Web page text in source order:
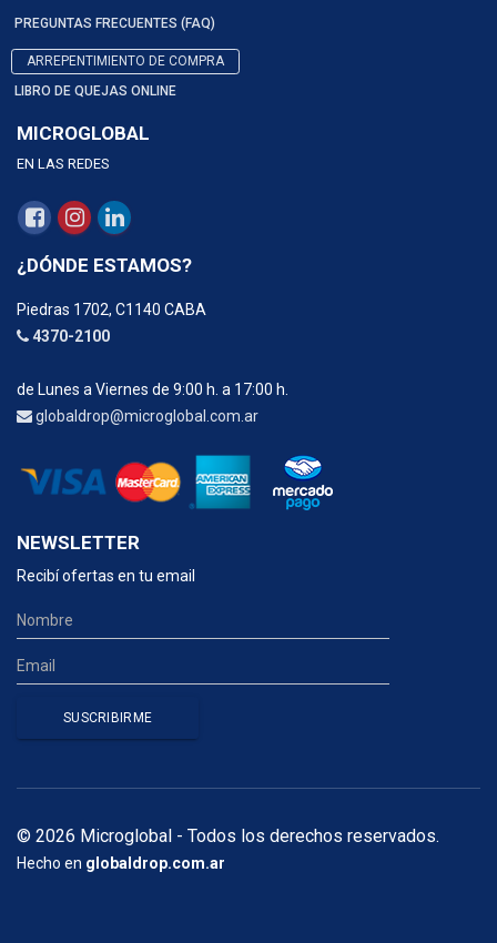
PREGUNTAS FRECUENTES (FAQ)
ARREPENTIMIENTO DE COMPRA
LIBRO DE QUEJAS ONLINE
MICROGLOBAL
EN LAS REDES
¿DÓNDE ESTAMOS?
Piedras 1702, C1140 CABA
4370-2100
de Lunes a Viernes de 9:00 h. a 17:00 h.
globaldrop@microglobal.com.ar
NEWSLETTER
Recibí ofertas en tu email
© 2026 Microglobal - Todos los derechos reservados.
Hecho en globaldrop.com.ar